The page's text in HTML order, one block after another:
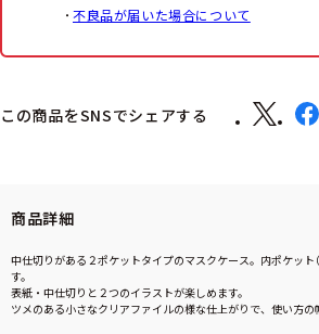
不良品が届いた場合について
この商品をSNSでシェアする
商品詳細
中仕切りがある２ポケットタイプのマスクケース。内ポケット
す。
表紙・中仕切りと２つのイラストが楽しめます。
ツメのある小さなクリアファイルの様な仕上がりで、使い方の